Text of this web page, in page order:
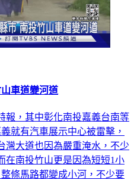
車道變河道
報，其中彰化南投嘉義台南等
就有汽車展示中心被雷擊，
灣大道也因為嚴重淹水，不少
在南投竹山更是因為短短1小
條馬路都變成小河，不少要